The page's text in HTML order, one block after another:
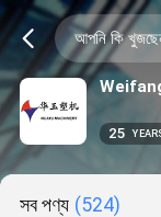
25
সব পণ্য (524)